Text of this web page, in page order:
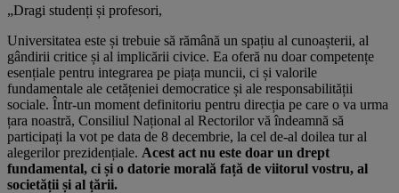
„Dragi studenți și profesori,
Universitatea este și trebuie să rămână un spațiu al cunoașterii, al
gândirii critice și al implicării civice. Ea oferă nu doar competențe
esențiale pentru integrarea pe piața muncii, ci și valorile
fundamentale ale cetățeniei democratice și ale responsabilității
sociale. Într-un moment definitoriu pentru direcția pe care o va urma
țara noastră, Consiliul Național al Rectorilor vă îndeamnă să
participați la vot pe data de 8 decembrie, la cel de-al doilea tur al
alegerilor prezidențiale. Acest act nu este doar un drept
fundamental, ci și o datorie morală față de viitorul vostru, al
societății și al țării.